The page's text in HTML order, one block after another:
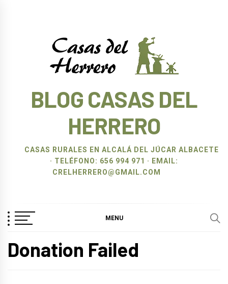
BLOG CASAS DEL
HERRERO
CASAS RURALES EN ALCALÁ DEL JÚCAR ALBACETE
· TELÉFONO: 656 994 971 · EMAIL:
CRELHERRERO@GMAIL.COM
MENU
Donation Failed